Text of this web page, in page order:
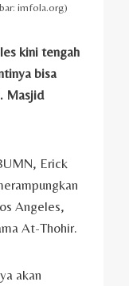
imfola.org)
kini tengah
bisa
Masjid
Erick
Angeles,
At-Thohir.
akan